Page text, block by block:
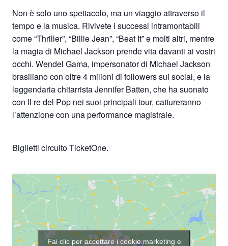
Non è solo uno spettacolo, ma un viaggio attraverso il
tempo e la musica. Rivivete i successi intramontabili
come “Thriller”, “Billie Jean”, “Beat It” e molti altri, mentre
la magia di Michael Jackson prende vita davanti ai vostri
occhi. Wendel Gama, impersonator di Michael Jackson
brasiliano con oltre 4 milioni di followers sui social, e la
leggendaria chitarrista Jennifer Batten, che ha suonato
con Il re del Pop nei suoi principali tour, cattureranno
l’attenzione con una performance magistrale.
Biglietti circuito TicketOne.
Fai clic per accettare i cookie marketing e